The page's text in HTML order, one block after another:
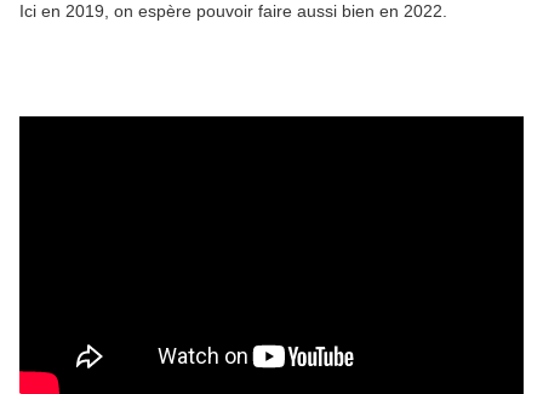
Ici en 2019, on espère pouvoir faire aussi bien en 2022.